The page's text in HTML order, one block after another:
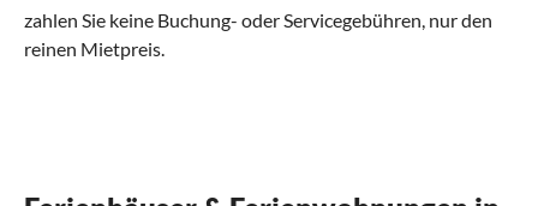
zahlen Sie keine Buchung- oder Servicegebühren, nur den
reinen Mietpreis.